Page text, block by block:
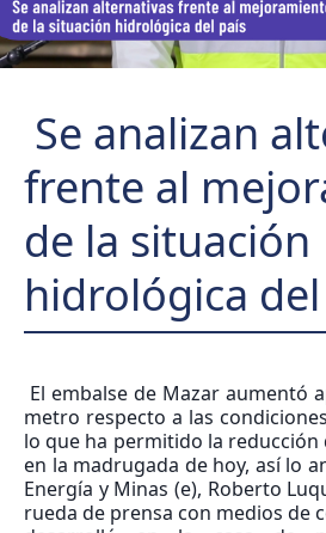
Se analizan
frente al
de la situación
hidrológica
El embalse de Mazar aumentó
metro respecto a las
lo que ha permitido la reducción
en la madrugada de hoy, así lo
Energía y Minas (e), Roberto
rueda de prensa con medios de